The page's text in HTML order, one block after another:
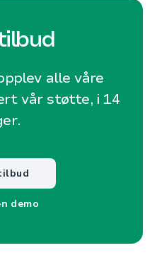
alle våre
vår støtte, i 14
demo